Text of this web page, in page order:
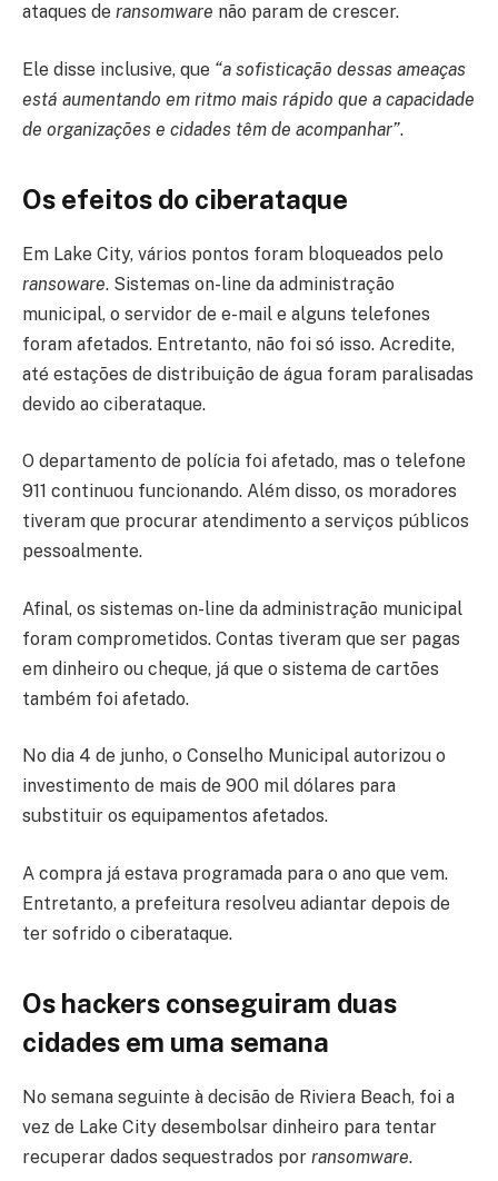
ataques de ransomware não param de crescer.
Ele disse inclusive, que “a sofisticação dessas ameaças
está aumentando em ritmo mais rápido que a capacidade
de organizações e cidades têm de acompanhar”.
Os efeitos do ciberataque
Em Lake City, vários pontos foram bloqueados pelo
ransoware. Sistemas on-line da administração
municipal, o servidor de e-mail e alguns telefones
foram afetados. Entretanto, não foi só isso. Acredite,
até estações de distribuição de água foram paralisadas
devido ao ciberataque.
O departamento de polícia foi afetado, mas o telefone
911 continuou funcionando. Além disso, os moradores
tiveram que procurar atendimento a serviços públicos
pessoalmente.
Afinal, os sistemas on-line da administração municipal
foram comprometidos. Contas tiveram que ser pagas
em dinheiro ou cheque, já que o sistema de cartões
também foi afetado.
No dia 4 de junho, o Conselho Municipal autorizou o
investimento de mais de 900 mil dólares para
substituir os equipamentos afetados.
A compra já estava programada para o ano que vem.
Entretanto, a prefeitura resolveu adiantar depois de
ter sofrido o ciberataque.
Os hackers conseguiram duas
cidades em uma semana
No semana seguinte à decisão de Riviera Beach, foi a
vez de Lake City desembolsar dinheiro para tentar
recuperar dados sequestrados por ransomware.